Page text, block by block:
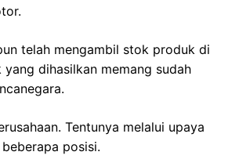
telah mengambil stok produk di
dihasilkan memang sudah
Tentunya melalui upaya
posisi.